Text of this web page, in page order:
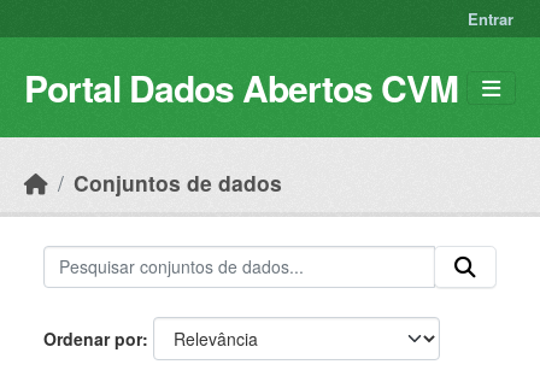
Entrar
Portal Dados Abertos CVM
Conjuntos de dados
Ordenar por